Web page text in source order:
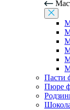
Пасти
Пюре